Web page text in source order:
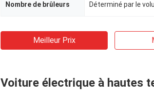
Nombre de brûleurs Déterminé par le
Meilleur Prix
Voiture électrique à hautes